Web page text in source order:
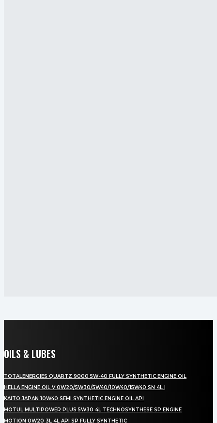
OILS & LUBES
TOTALENERGIES QUARTZ 9000 5W-40 FULLY SYNTHETIC ENGINE OIL
HELLA ENGINE OIL V 0W20/5W30/5W40/10W40/15W40 SN 4L |
KAITO JAPAN 10W40 SEMI SYNTHETIC ENGINE OIL API
MOTUL MULTIPOWER PLUS 5W30 4L TECHNOSYNTHESE SP ENGINE
MOTION 0W20 3L 4L API SP FULLY SYNTHETIC